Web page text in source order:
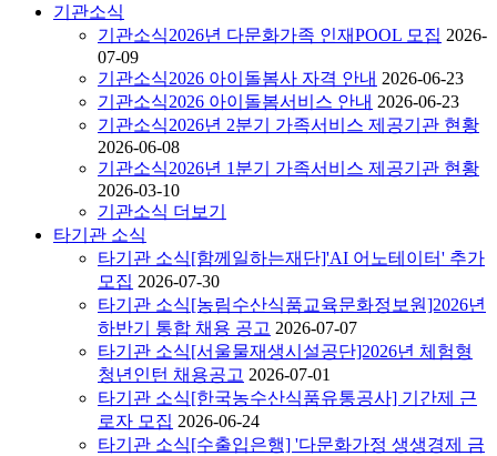
기관소식
기관소식2026년 다문화가족 인재POOL 모집 2026-
07-09
기관소식2026 아이돌봄사 자격 안내 2026-06-23
기관소식2026 아이돌봄서비스 안내 2026-06-23
기관소식2026년 2분기 가족서비스 제공기관 현황
2026-06-08
기관소식2026년 1분기 가족서비스 제공기관 현황
2026-03-10
기관소식 더보기
타기관 소식
타기관 소식 [함께일하는재단]'AI 어노테이터' 추가
모집 2026-07-30
타기관 소식 [농림수산식품교육문화정보원]2026년
하반기 통합 채용 공고 2026-07-07
타기관 소식 [서울물재생시설공단]2026년 체험형
청년인턴 채용공고 2026-07-01
타기관 소식 [한국농수산식품유통공사] 기간제 근
로자 모집 2026-06-24
타기관 소식 [수출입은행] '다문화가정 생생경제 금